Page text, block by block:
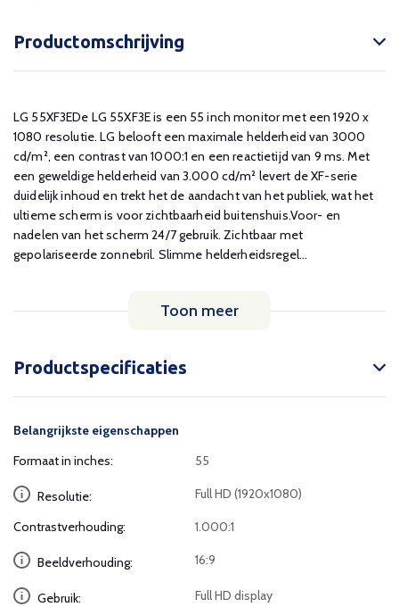
Productomschrijving
LG 55XF3EDe LG 55XF3E is een 55 inch monitor met een 1920 x
1080 resolutie. LG belooft een maximale helderheid van 3000
cd/m², een contrast van 1000:1 en een reactietijd van 9 ms. Met
een geweldige helderheid van 3.000 cd/m² levert de XF-serie
duidelijk inhoud en trekt het de aandacht van het publiek, wat het
ultieme scherm is voor zichtbaarheid buitenshuis.Voor- en
nadelen van het scherm 24/7 gebruik. Zichtbaar met
gepolariseerde zonnebril. Slimme helderheidsregel...
Toon meer
Productspecificaties
Belangrijkste eigenschappen
Formaat in inches:
55
Resolutie: Full HD (1920x1080)
Contrastverhouding: 1.000:1
Beeldverhouding: 16:9
Gebruik: Full HD display